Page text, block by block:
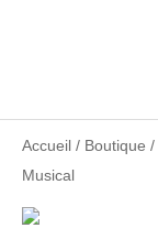
Accueil / Boutique /
Musical